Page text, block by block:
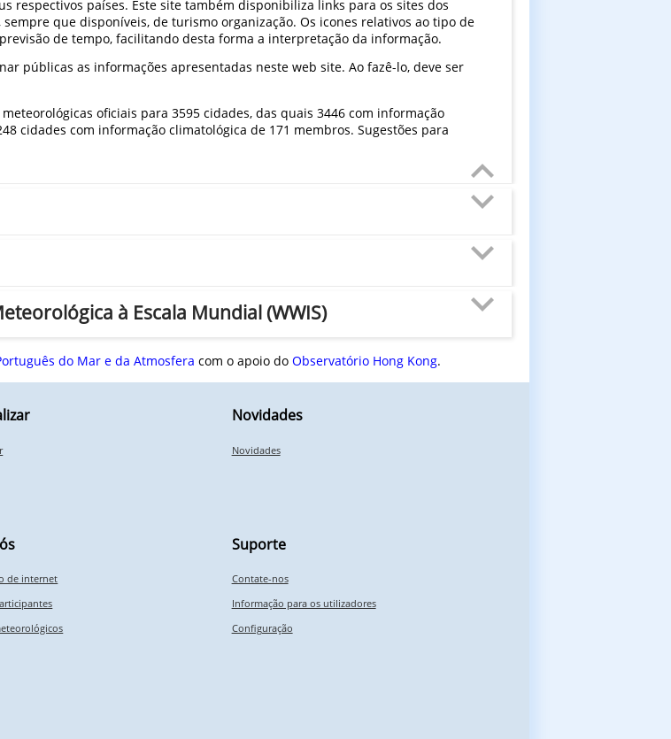
respectivos países. Este site também disponibiliza links para os sites dos
que disponíveis, de turismo organização. Os icones relativos ao tipo de
de tempo, facilitando desta forma a interpretação da informação.
públicas as informações apresentadas neste web site. Ao fazê-lo, deve ser
oficiais para 3595 cidades, das quais 3446 com informação
cidades com informação climatológica de 171 membros. Sugestões para
à Escala Mundial (WWIS)
do Mar e da Atmosfera com o apoio do Observatório Hong Kong.
Novidades
Novidades
de internet
Suporte
Contate-nos
Informação para os utilizadores
Configuração